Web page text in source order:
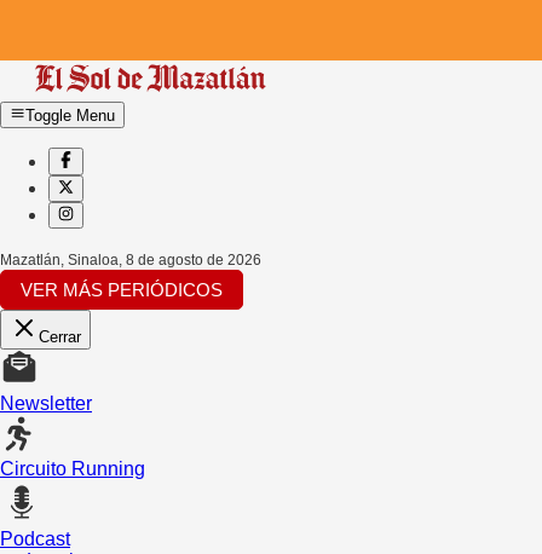
Toggle Menu
Mazatlán, Sinaloa, 8 de agosto de 2026
VER MÁS PERIÓDICOS
Cerrar
Newsletter
Circuito Running
Podcast